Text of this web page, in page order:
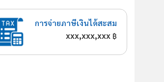
การจ่ายภาษีเงินได้สะสม
xxx,xxx,xxx ฿